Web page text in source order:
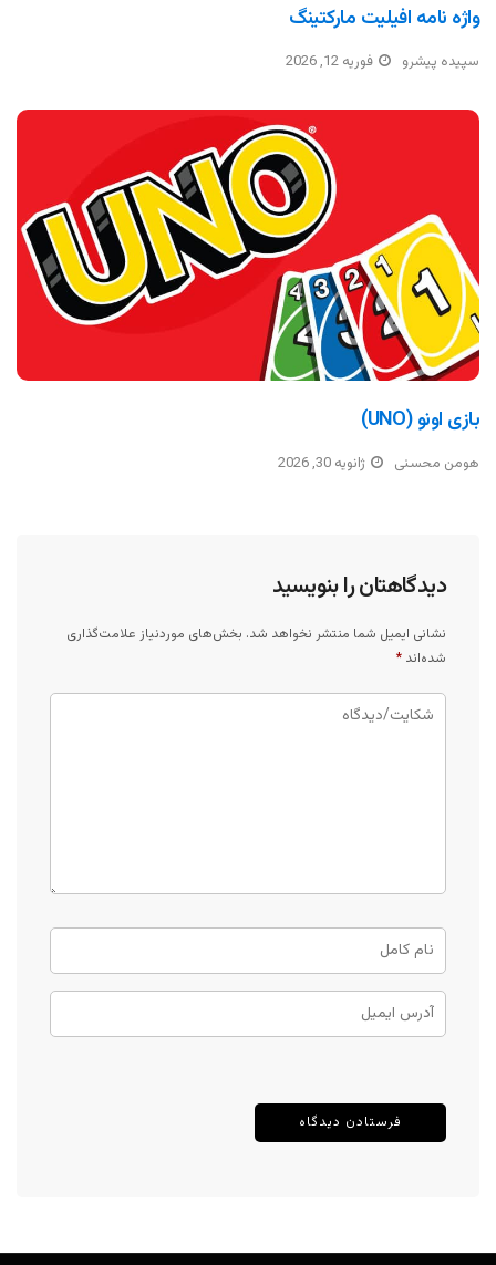
واژه نامه افیلیت مارکتینگ
سپیده پیشرو فوریه 12, 2026
بازی اونو (UNO)
هومن محسنی ژانویه 30, 2026
دیدگاهتان را بنویسید
نشانی ایمیل شما منتشر نخواهد شد. بخش‌های موردنیاز علامت‌گذاری
شده‌اند *